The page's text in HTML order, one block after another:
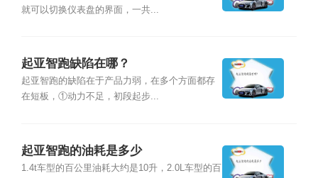
就可以切换仪表盘的界面，一共...
起亚智跑缺陷在哪？
起亚智跑的缺陷在于产品力弱，在多个方面都存
在短板，①动力不足，初段起步...
起亚智跑的油耗是多少
1.4t车型的百公里油耗大约是10升，2.0L车型的百